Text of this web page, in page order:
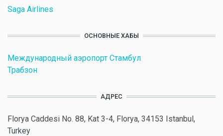
Saga Airlines
ОСНОВНЫЕ ХАБЫ
Международный аэропорт Стамбул
Трабзон
АДРЕС
Florya Caddesi No. 88, Kat 3-4, Florya, 34153 Istanbul,
Turkey